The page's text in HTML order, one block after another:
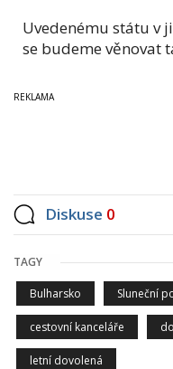
Uvedenému státu v
se budeme věnovat
Diskuse 0
TAGY
Bulharsko Sluneční
cestovní kanceláře
letní dovolená